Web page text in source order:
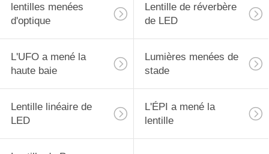
lentilles menées
d'optique
Lentille de réverbère
de LED
L'UFO a mené la
haute baie
Lumières menées de
stade
Lentille linéaire de
LED
L'ÉPI a mené la
lentille